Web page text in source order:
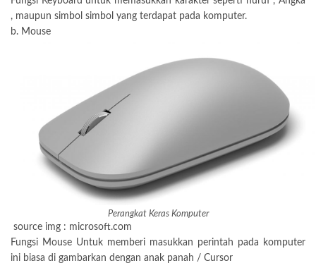
, maupun simbol simbol yang terdapat pada komputer.
b. Mouse
Perangkat Keras Komputer
source img : microsoft.com
Fungsi Mouse Untuk memberi masukkan perintah pada komputer
ini biasa di gambarkan dengan anak panah / Cursor